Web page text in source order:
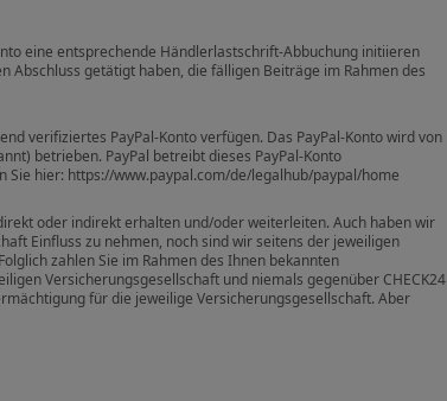
eine entsprechende Händlerlastschrift-Abbuchung initiieren
Abschluss getätigt haben, die fälligen Beiträge im Rahmen des
verifiziertes PayPal-Konto verfügen. Das PayPal-Konto wird von
betrieben. PayPal betreibt dieses PayPal-Konto
hier: https://www.paypal.com/de/legalhub/paypal/home
oder indirekt erhalten und/oder weiterleiten. Auch haben wir
Einfluss zu nehmen, noch sind wir seitens der jeweiligen
zahlen Sie im Rahmen des Ihnen bekannten
Versicherungsgesellschaft und niemals gegenüber CHECK24
für die jeweilige Versicherungsgesellschaft. Aber